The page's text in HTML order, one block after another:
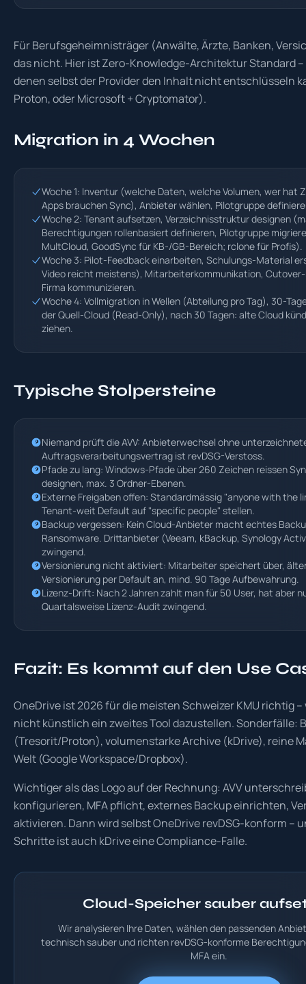
Für Berufsgeheimnisträger (Anwälte, Ärzte, Banken,
das nicht. Hier ist Zero-Knowledge-Architektur Standard –
denen selbst der Provider den Inhalt nicht entschlüsseln
Proton, oder Microsoft + Cryptomator).
Migration in 4 Wochen
Woche 1: Inventur (welche Daten, welche Volumen, wer hat
Apps brauchen Sync), Anbieter wählen, Pilotgruppe
Woche 2: Tenant aufsetzen, Verzeichnisstruktur designen
Berechtigungen rollenbasiert definieren, Pilotgruppe
MultCloud, GoodSync für KB-/GB-Bereich; rclone für Profis).
Woche 3: Pilot-Feedback einarbeiten, Schulungs-Material
Video reicht meistens), Mitarbeiterkommunikation,
Firma kommunizieren.
Woche 4: Vollmigration in Wellen (Abteilung pro Tag), 30-
der Quell-Cloud (Read-Only), nach 30 Tagen: alte Cloud
ziehen.
Typische Stolpersteine
Niemand prüft die AVV: Anbieterwechsel ohne
Auftragsverarbeitungsvertrag ist revDSG-Verstoss.
Pfade zu lang: Windows-Pfade über 260 Zeichen reissen
designen, max. 3 Ordner-Ebenen.
Externe Freigaben offen: Standardmässig "anyone with the
Tenant-weit Default auf "specific people" stellen.
Backup vergessen: Kein Cloud-Anbieter macht echtes
Ransomware. Drittanbieter (Veeam, kBackup, Synology
zwingend.
Versionierung nicht aktiviert: Mitarbeiter speichert über,
Versionierung per Default an, mind. 90 Tage Aufbewahrung.
Lizenz-Drift: Nach 2 Jahren zahlt man für 50 User, hat aber
Quartalsweise Lizenz-Audit zwingend.
Fazit: Es kommt auf den Use
OneDrive ist 2026 für die meisten Schweizer KMU richtig –
nicht künstlich ein zweites Tool dazustellen. Sonderfälle:
(Tresorit/Proton), volumenstarke Archive (kDrive), reine
Welt (Google Workspace/Dropbox).
Wichtiger als das Logo auf der Rechnung: AVV
konfigurieren, MFA pflicht, externes Backup einrichten,
aktivieren. Dann wird selbst OneDrive revDSG-konform –
Schritte ist auch kDrive eine Compliance-Falle.
Cloud-Speicher sauber
Wir analysieren Ihre Daten, wählen den passenden
technisch sauber und richten revDSG-konforme
MFA ein.